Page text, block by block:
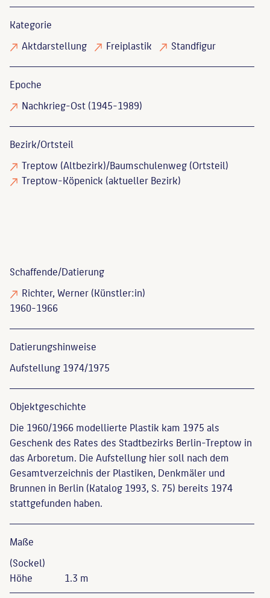
Kategorie
Aktdarstellung
Freiplastik Standfigur
Epoche
Nachkrieg-Ost (1945-1989)
Bezirk/Ortsteil
Treptow (Altbezirk)/Baumschulenweg (Ortsteil)
Treptow-Köpenick (aktueller Bezirk)
Schaffende/Datierung
Richter, Werner(Künstler:in)
1960-1966
Datierungs­hinweise
Aufstellung 1974/1975
Objekt­geschichte
Die 1960/1966 modellierte Plastik kam 1975 als
Geschenk des Rates des Stadtbezirks Berlin-Treptow in
das Arboretum. Die Aufstellung hier soll nach dem
Gesamtverzeichnis der Plastiken, Denkmäler und
Brunnen in Berlin (Katalog 1993, S. 75) bereits 1974
stattgefunden haben.
Maße
(Sockel)
Höhe
1.3 m